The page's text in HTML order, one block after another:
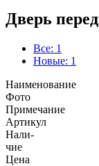
Дверь
Все: 1
Новые: 1
Наименование
Фото
Примечание
Артикул
Нали-
чие
Цена